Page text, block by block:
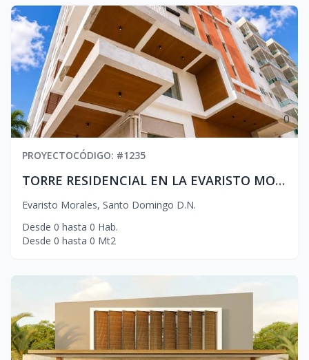
0
PROYECTOCÓDIGO: #1235
TORRE RESIDENCIAL EN LA EVARISTO MORALES
Evaristo Morales, Santo Domingo D.N.
Desde 0 hasta 0 Hab.
Desde 0 hasta 0 Mt2